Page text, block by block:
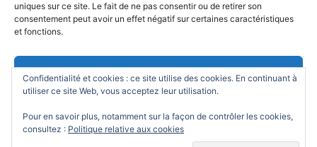
uniques sur ce site. Le fait de ne pas consentir ou de retirer son
consentement peut avoir un effet négatif sur certaines caractéristiques
et fonctions.
Accepter
Voir les préférences
← Previous
Powered byWordPress/ Academica WordPress Theme by
Confidentialité et cookies : ce site utilise des cookies. En continuant à
utiliser ce site Web, vous acceptez leur utilisation.
Pour en savoir plus, notamment sur la façon de contrôler les cookies,
consultez : Politique relative aux cookies